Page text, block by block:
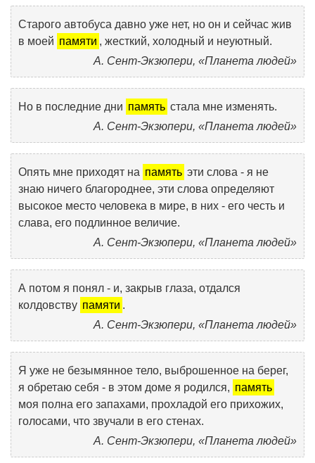
Старого автобуса давно уже нет, но он и сейчас жив
в моей памяти , жесткий, холодный и неуютный.
А. Сент-Экзюпери, «Планета людей»
Но в последние дни память стала мне изменять.
А. Сент-Экзюпери, «Планета людей»
Опять мне приходят на память эти слова - я не
знаю ничего благороднее, эти слова определяют
высокое место человека в мире, в них - его честь и
слава, его подлинное величие.
А. Сент-Экзюпери, «Планета людей»
А потом я понял - и, закрыв глаза, отдался
колдовству памяти .
А. Сент-Экзюпери, «Планета людей»
Я уже не безымянное тело, выброшенное на берег,
я обретаю себя - в этом доме я родился, память
моя полна его запахами, прохладой его прихожих,
голосами, что звучали в его стенах.
А. Сент-Экзюпери, «Планета людей»